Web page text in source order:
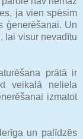
ja vien spēsim
ģenerēšanai. Un
lai visur nevadītu
prātā ir
veikalā neliela
izmatot
un palīdzēs